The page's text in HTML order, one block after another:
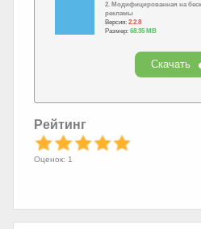
2. Модифицированная на
рекламы
Версия: 2.2.8
Размер: 68.35 MB
Скачать
Рейтинг
Оценок: 1